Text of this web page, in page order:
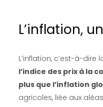
L’inflation,
L’inflation, c’est-à-
l’indice des prix à la
plus que l’inflation
agricoles, liée aux